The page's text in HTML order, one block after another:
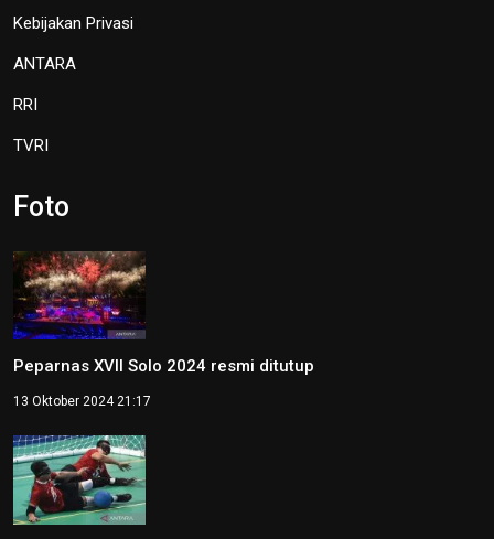
Kebijakan Privasi
ANTARA
RRI
TVRI
Foto
Peparnas XVII Solo 2024 resmi ditutup
13 Oktober 2024 21:17